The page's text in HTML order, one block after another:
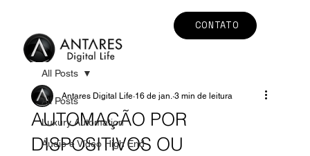
CONTATO
All Posts
Luxury Automation
Áudio e Vídeo High End
All Posts
AUTOMAÇÃO POR
DISPOSITIVOS OU
Antares Digital Life 16 de jan. 3 min de leitura